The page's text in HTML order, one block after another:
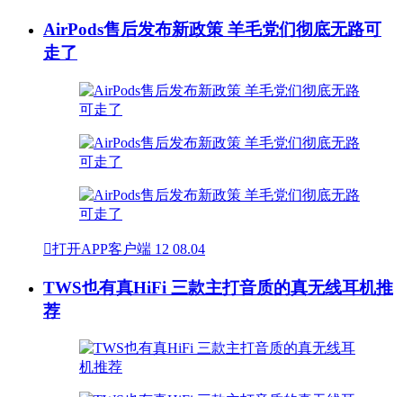
AirPods售后发布新政策 羊毛党们彻底无路可
走了
打开APP客户端 12 08.04
TWS也有真HiFi 三款主打音质的真无线耳机推
荐